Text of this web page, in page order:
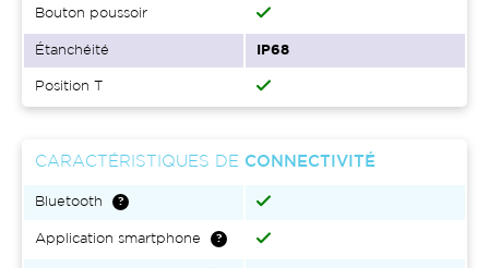
Bouton poussoir
Étanchéité IP68
Position T
CARACTÉRISTIQUES DE CONNECTIVITÉ
Bluetooth
Application smartphone